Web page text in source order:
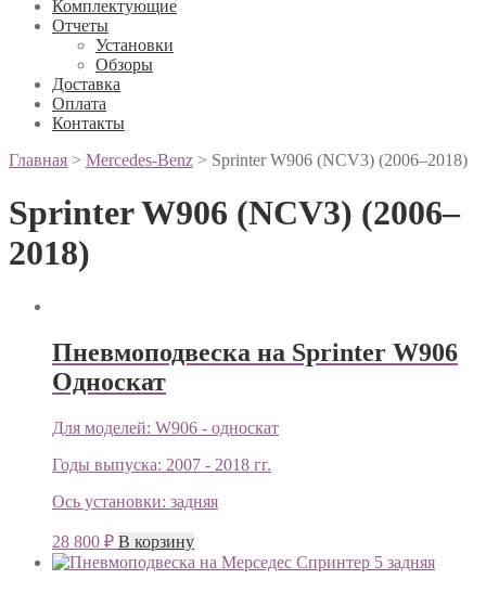
Комплектующие
Отчеты
Установки
Обзоры
Доставка
Оплата
Контакты
Главная > Mercedes-Benz > Sprinter W906 (NCV3) (2006–2018)
Sprinter W906 (NCV3) (2006–
2018)
Пневмоподвеска на Sprinter W906
Односкат
Для моделей: W906 - односкат
Годы выпуска: 2007 - 2018 гг.
Ось установки: задняя
28 800 ₽ В корзину